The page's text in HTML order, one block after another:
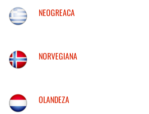
NEOGREACA
NORVEGIANA
OLANDEZA